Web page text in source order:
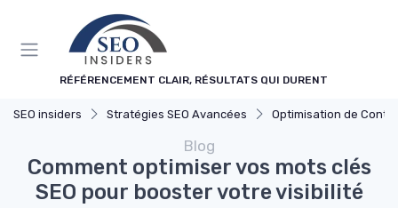
RÉFÉRENCEMENT CLAIR, RÉSULTATS QUI DURENT
SEO insiders Stratégies SEO Avancées Optimisation de
Blog
Comment optimiser vos mots clés
SEO pour booster votre visibilité
Panneau de gestion des cookies